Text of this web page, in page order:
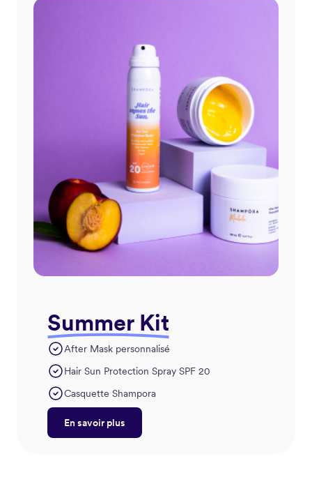
Summer Kit
After Mask personnalisé
Hair Sun Protection Spray SPF 20
Casquette Shampora
En savoir plus